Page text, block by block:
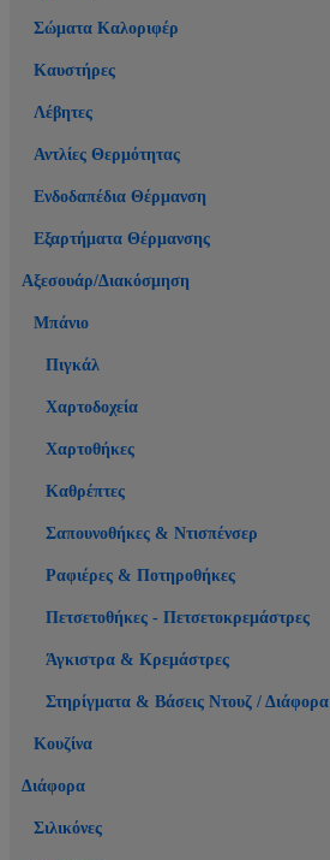
Σώματα Καλοριφέρ
Καυστήρες
Λέβητες
Αντλίες Θερμότητας
Ενδοδαπέδια Θέρμανση
Εξαρτήματα Θέρμανσης
Αξεσουάρ/Διακόσμηση
Μπάνιο
Πιγκάλ
Χαρτοδοχεία
Χαρτοθήκες
Καθρέπτες
Σαπουνοθήκες & Ντισπένσερ
Ραφιέρες & Ποτηροθήκες
Πετσετοθήκες - Πετσετοκρεμάστρες
Άγκιστρα & Κρεμάστρες
Στηρίγματα & Βάσεις Ντουζ / Διάφορα
Κουζίνα
Διάφορα
Σιλικόνες